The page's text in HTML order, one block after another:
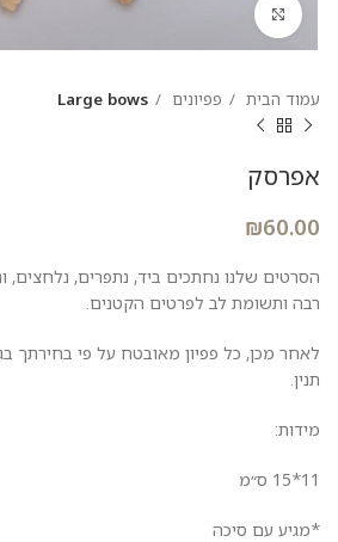
עמוד הבית פפיונים Large bows
אפרסק
₪60.00
הסרטים שלנו נחתכים ביד, נתפרים, נלחצים,
רבה ותשומת לב לפרטים הקטנים.
לאחר מכן, כל פפיון מאובטח על פי בחירתך
תנין.
מידות:
11*15 ס״מ
*מגיע עם סיכה